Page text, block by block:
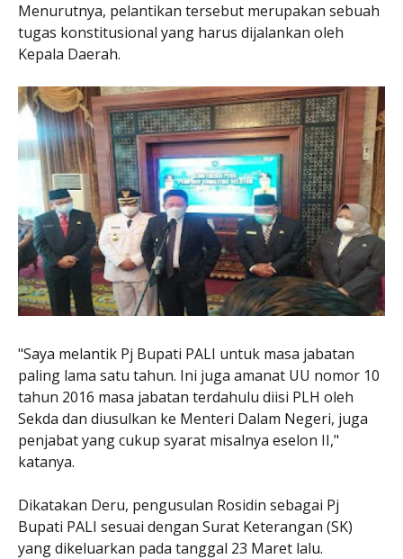
Menurutnya, pelantikan tersebut merupakan sebuah
tugas konstitusional yang harus dijalankan oleh
Kepala Daerah.
"Saya melantik Pj Bupati PALI untuk masa jabatan
paling lama satu tahun. Ini juga amanat UU nomor 10
tahun 2016 masa jabatan terdahulu diisi PLH oleh
Sekda dan diusulkan ke Menteri Dalam Negeri, juga
penjabat yang cukup syarat misalnya eselon II,"
katanya.
Dikatakan Deru, pengusulan Rosidin sebagai Pj
Bupati PALI sesuai dengan Surat Keterangan (SK)
yang dikeluarkan pada tanggal 23 Maret lalu.